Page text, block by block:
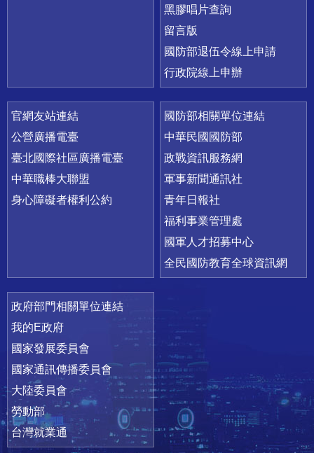
黑膠唱片查詢
留言版
國防部退伍令線上申請
行政院線上申辦
官網友站連結
公營廣播電臺
臺北國際社區廣播電臺
中華職棒大聯盟
身心障礙者權利公約
國防部相關單位連結
中華民國國防部
政戰資訊服務網
軍事新聞通訊社
青年日報社
福利事業管理處
國軍人才招募中心
全民國防教育全球資訊網
政府部門相關單位連結
我的E政府
國家發展委員會
國家通訊傳播委員會
大陸委員會
勞動部
台灣就業通